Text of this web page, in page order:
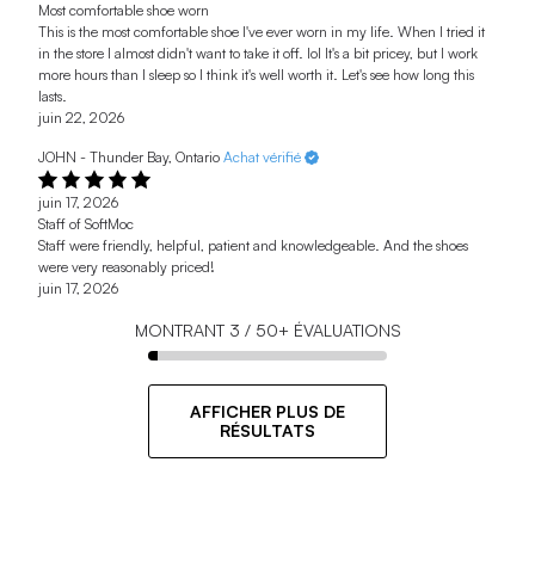
Most comfortable shoe worn
This is the most comfortable shoe I've ever worn in my life. When I tried it
in the store I almost didn't want to take it off. lol It's a bit pricey, but I work
more hours than I sleep so I think it's well worth it. Let's see how long this
lasts.
juin 22, 2026
JOHN - Thunder Bay, Ontario Achat vérifié
juin 17, 2026
Staff of SoftMoc
Staff were friendly, helpful, patient and knowledgeable. And the shoes
were very reasonably priced!
juin 17, 2026
MONTRANT 3 / 50+ ÉVALUATIONS
AFFICHER PLUS DE
RÉSULTATS